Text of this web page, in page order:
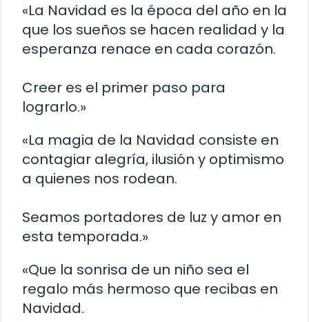
«La Navidad es la época del año en la
que los sueños se hacen realidad y la
esperanza renace en cada corazón.
Creer es el primer paso para
lograrlo.»
«La magia de la Navidad consiste en
contagiar alegría, ilusión y optimismo
a quienes nos rodean.
Seamos portadores de luz y amor en
esta temporada.»
«Que la sonrisa de un niño sea el
regalo más hermoso que recibas en
Navidad.